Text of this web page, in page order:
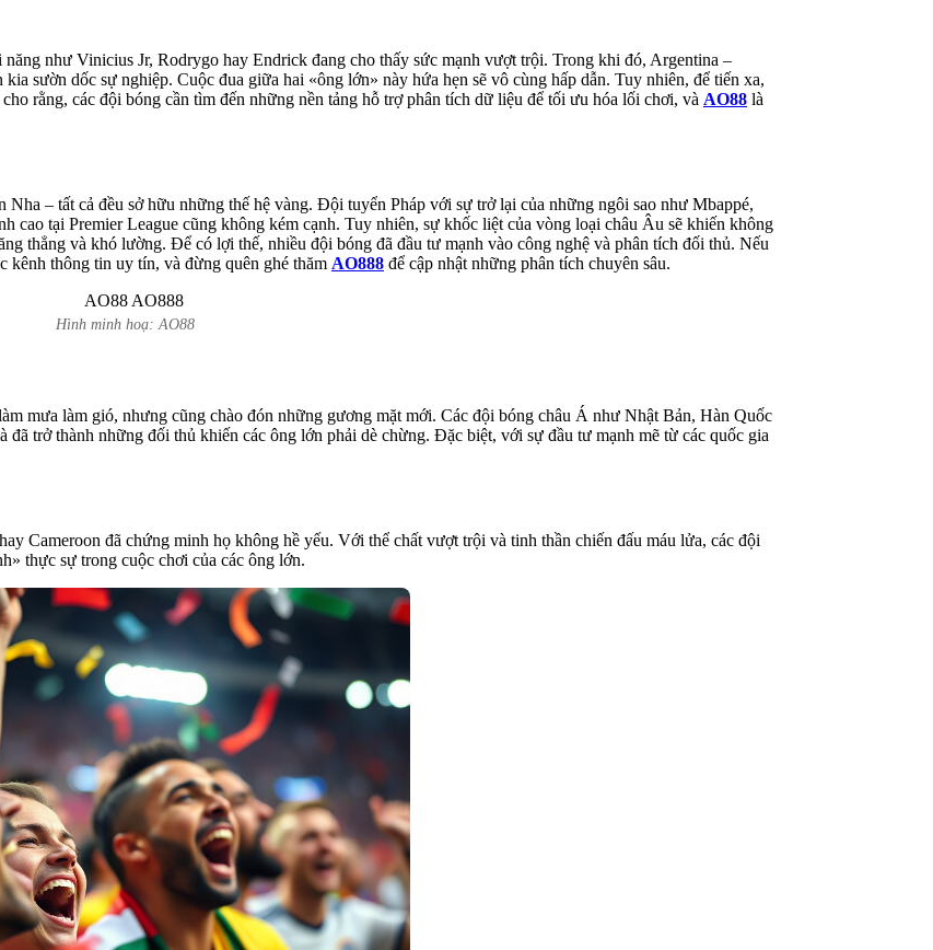
như Vinicius Jr, Rodrygo hay Endrick đang cho thấy sức mạnh vượt trội. Trong khi đó, Argentina –
sườn dốc sự nghiệp. Cuộc đua giữa hai «ông lớn» này hứa hẹn sẽ vô cùng hấp dẫn. Tuy nhiên, để tiến xa,
rằng, các đội bóng cần tìm đến những nền tảng hỗ trợ phân tích dữ liệu để tối ưu hóa lối chơi, và AO88 là
– tất cả đều sở hữu những thế hệ vàng. Đội tuyển Pháp với sự trở lại của những ngôi sao như Mbappé,
cao tại Premier League cũng không kém cạnh. Tuy nhiên, sự khốc liệt của vòng loại châu Âu sẽ khiến không
thẳng và khó lường. Để có lợi thế, nhiều đội bóng đã đầu tư mạnh vào công nghệ và phân tích đối thủ. Nếu
kênh thông tin uy tín, và đừng quên ghé thăm AO888 để cập nhật những phân tích chuyên sâu.
Hình minh hoạ: AO88
mưa làm gió, nhưng cũng chào đón những gương mặt mới. Các đội bóng châu Á như Nhật Bản, Hàn Quốc
trở thành những đối thủ khiến các ông lớn phải dè chừng. Đặc biệt, với sự đầu tư mạnh mẽ từ các quốc gia
Cameroon đã chứng minh họ không hề yếu. Với thể chất vượt trội và tinh thần chiến đấu máu lửa, các đội
thực sự trong cuộc chơi của các ông lớn.